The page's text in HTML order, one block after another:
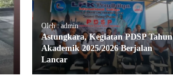
Oleh : admin
Astungkara, Kegiatan PDSP Tahun
Akademik 2025/2026 Berjalan
Lancar